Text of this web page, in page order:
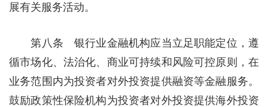
展有关服务活动。
第八条 银行业金融机构应当立足职能定位，遵
循市场化、法治化、商业可持续和风险可控原则，在
业务范围内为投资者对外投资提供融资等金融服务。
鼓励政策性保险机构为投资者对外投资提供海外投资